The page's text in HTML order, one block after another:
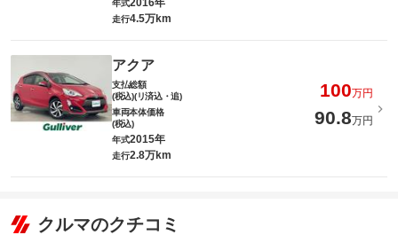
年式2016年
走行4.5万km
アクア
支払総額
(税込)(リ済込・追)
100万円
車両本体価格
(税込)
90.8万円
年式2015年
走行2.8万km
クルマのクチコミ